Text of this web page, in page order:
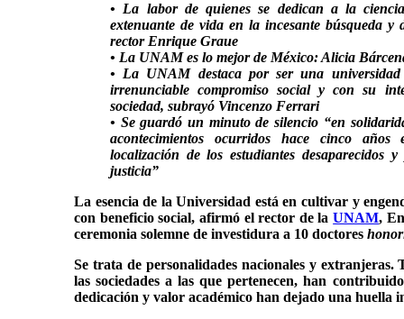
• La labor de quienes se dedican a la
extenuante de vida en la incesante búsqueda
rector Enrique Graue
• La UNAM es lo mejor de México: Alicia
• La UNAM destaca por ser una
irrenunciable compromiso social y con su
sociedad, subrayó Vincenzo Ferrari
• Se guardó un minuto de silencio “en
acontecimientos ocurridos hace cinco
localización de los estudiantes desaparecidos
justicia”
La esencia de la Universidad está en cultivar y
con beneficio social, afirmó el rector de laUNAM,
ceremonia solemne de investidura a 10 doctores
Se trata de personalidades nacionales y
las sociedades a las que pertenecen, han
dedicación y valor académico han dejado una huella